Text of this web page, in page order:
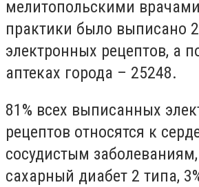
мелитопольскими
практики было выписано
электронных рецептов, а
аптеках города – 25248.
81% всех выписанных
рецептов относятся к
сосудистым заболеваниям,
сахарный диабет 2 типа,